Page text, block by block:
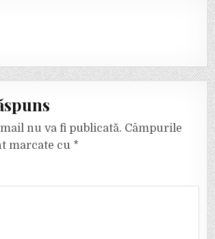
nu va fi publicată. Câmpurile
marcate cu *